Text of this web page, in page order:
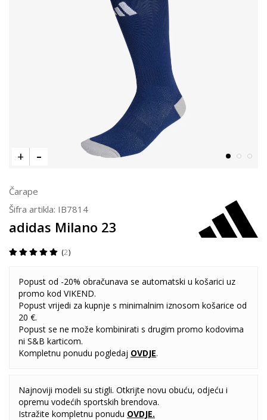
Čarape
Šifra artikla: IB7814
adidas Milano 23
2
Popust od -20% obračunava se automatski u košarici uz
promo kod VIKEND.
Popust vrijedi za kupnje s minimalnim iznosom košarice od
20 €.
Popust se ne može kombinirati s drugim promo kodovima
ni S&B karticom.
Kompletnu ponudu pogledaj OVDJE.
Najnoviji modeli su stigli. Otkrijte novu obuću, odjeću i
opremu vodećih sportskih brendova.
Istražite kompletnu ponudu OVDJE.